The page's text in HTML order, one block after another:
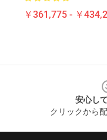
￥361,775 - ￥
安心し
クリックから